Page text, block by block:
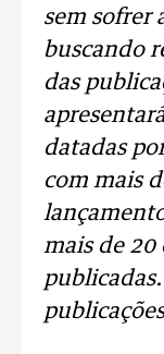
sem sofrer
buscando
das
datadas
com mais
mais de 20